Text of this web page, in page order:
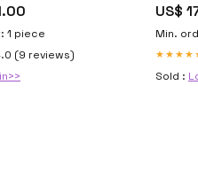
1 piece
(9 reviews)
US$
Min.
Sold :